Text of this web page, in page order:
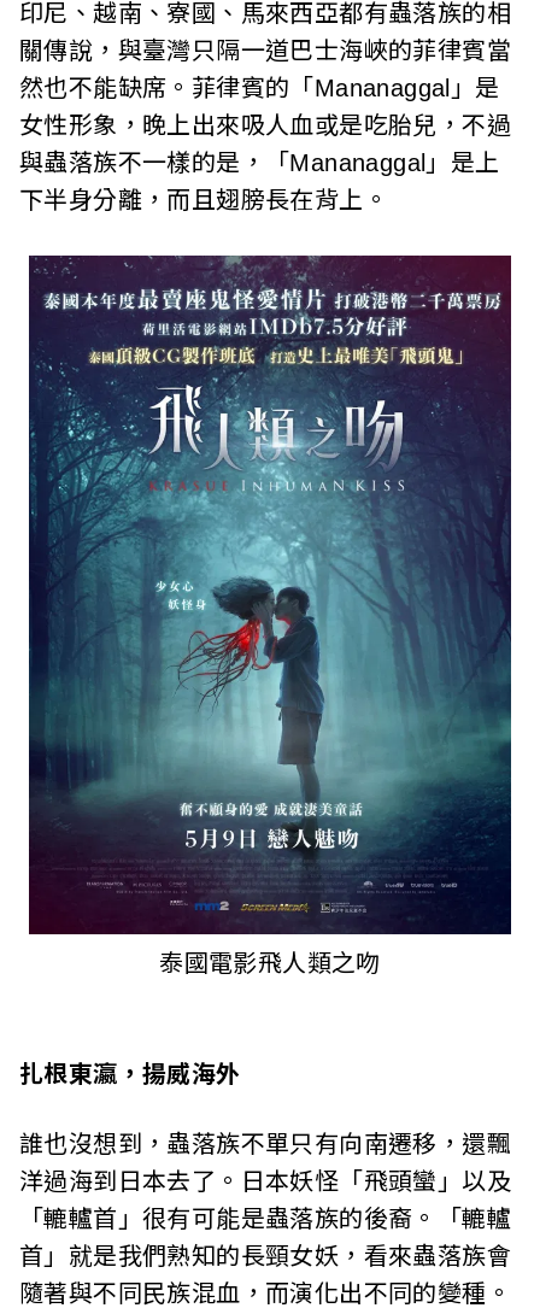
印尼、越南、寮國、馬來西亞都有蟲落族的相
關傳說，與臺灣只隔一道巴士海峽的菲律賓當
然也不能缺席。菲律賓的「Mananaggal」是
女性形象，晚上出來吸人血或是吃胎兒，不過
與蟲落族不一樣的是，「Mananaggal」是上
下半身分離，而且翅膀長在背上。
泰國電影飛人類之吻
扎根東瀛，揚威海外
誰也沒想到，蟲落族不單只有向南遷移，還飄
洋過海到日本去了。日本妖怪「飛頭蠻」以及
「轆轤首」很有可能是蟲落族的後裔。「轆轤
首」就是我們熟知的長頸女妖，看來蟲落族會
隨著與不同民族混血，而演化出不同的變種。